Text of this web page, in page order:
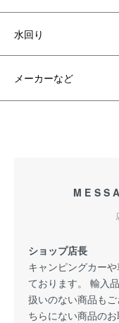
水回り
メーカーなど
ショップ店長
キャンピングカー
ております。 輸入
扱いのない商品も
ちらにない商品の